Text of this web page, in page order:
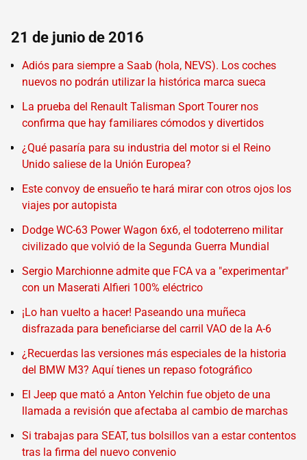
21 de junio de 2016
Adiós para siempre a Saab (hola, NEVS). Los coches
nuevos no podrán utilizar la histórica marca sueca
La prueba del Renault Talisman Sport Tourer nos
confirma que hay familiares cómodos y divertidos
¿Qué pasaría para su industria del motor si el Reino
Unido saliese de la Unión Europea?
Este convoy de ensueño te hará mirar con otros ojos los
viajes por autopista
Dodge WC-63 Power Wagon 6x6, el todoterreno militar
civilizado que volvió de la Segunda Guerra Mundial
Sergio Marchionne admite que FCA va a "experimentar"
con un Maserati Alfieri 100% eléctrico
¡Lo han vuelto a hacer! Paseando una muñeca
disfrazada para beneficiarse del carril VAO de la A-6
¿Recuerdas las versiones más especiales de la historia
del BMW M3? Aquí tienes un repaso fotográfico
El Jeep que mató a Anton Yelchin fue objeto de una
llamada a revisión que afectaba al cambio de marchas
Si trabajas para SEAT, tus bolsillos van a estar contentos
tras la firma del nuevo convenio